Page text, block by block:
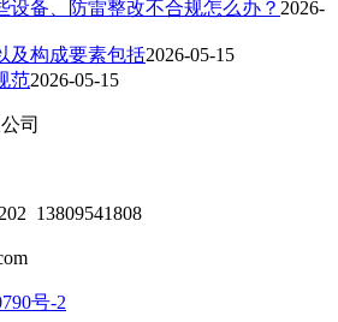
设备、防雷整改不合规怎么办？ 2026-
及构成要素包括2026-05-15
范2026-05-15
司
13809541808
号-2